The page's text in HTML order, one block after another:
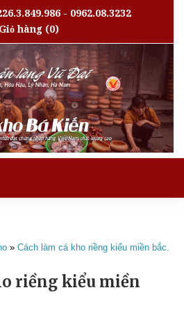
- 0962.08.3232
Giỏ hàng(0)
» Cách làm cá kho riềng kiểu miền bắc.
riềng kiểu miền